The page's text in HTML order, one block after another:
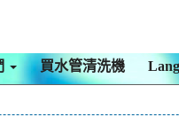
買水管清洗機